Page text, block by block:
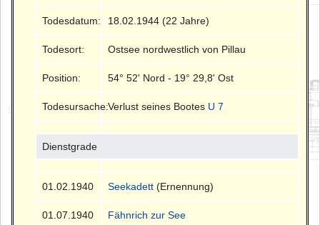
Todesdatum: 18.02.1944 (22 Jahre)
Todesort: Ostsee nordwestlich von Pillau
Position: 54° 52' Nord - 19° 29,8' Ost
Todesursache:Verlust seines Bootes U 7
Dienstgrade
01.02.1940 Seekadett (Ernennung)
01.07.1940 Fähnrich zur See